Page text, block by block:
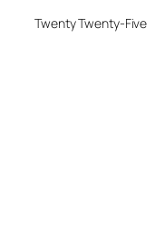
Twenty Twenty-Five